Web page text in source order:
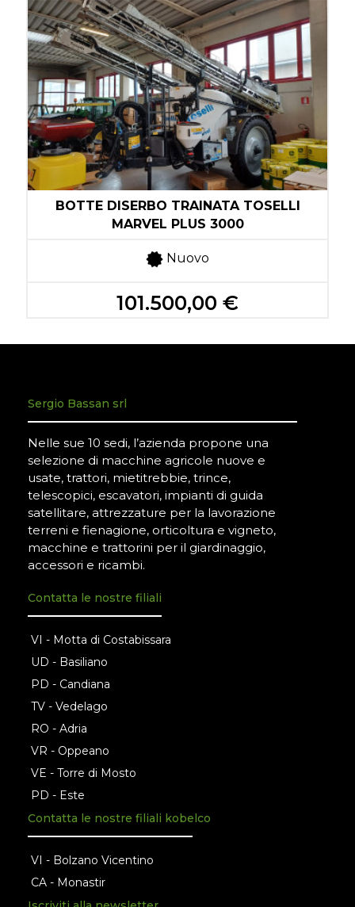
BOTTE DISERBO TRAINATA TOSELLI
MARVEL PLUS 3000
Nuovo
101.500,00 €
Sergio Bassan srl
Nelle sue 10 sedi, l’azienda propone una
selezione di macchine agricole nuove e
usate, trattori, mietitrebbie, trince,
telescopici, escavatori, impianti di guida
satellitare, attrezzature per la lavorazione
terreni e fienagione, orticoltura e vigneto,
macchine e trattorini per il giardinaggio,
accessori e ricambi.
Contatta le nostre filiali
VI - Motta di Costabissara
UD - Basiliano
PD - Candiana
TV - Vedelago
RO - Adria
VR - Oppeano
VE - Torre di Mosto
PD - Este
Contatta le nostre filiali kobelco
VI - Bolzano Vicentino
CA - Monastir